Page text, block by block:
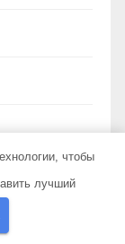
чтобы
лучший